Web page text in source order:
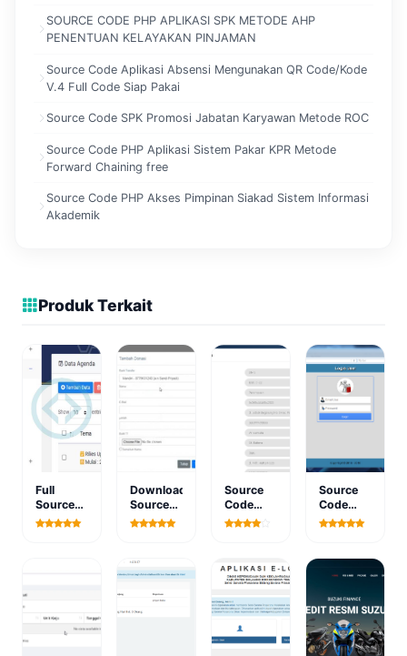
SOURCE CODE PHP APLIKASI SPK METODE AHP
PENENTUAN KELAYAKAN PINJAMAN
Source Code Aplikasi Absensi Mengunakan QR Code/Kode
V.4 Full Code Siap Pakai
Source Code SPK Promosi Jabatan Karyawan Metode ROC
Source Code PHP Aplikasi Sistem Pakar KPR Metode
Forward Chaining free
Source Code PHP Akses Pimpinan Siakad Sistem Informasi
Akademik
Produk Terkait
Full
Source
Code
Download
Source
Code
Dana
Lavarel 8
Source
Code
PHP
Berbasis
Source
Code
PHP
Sale
(Program
Berbasis
Web free